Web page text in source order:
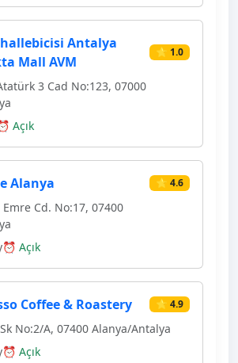
Antalya
Mall AVM
⭐ 1.0
3 Cad No:123, 07000
Açık
Alanya ⭐ 4.6
Cd. No:17, 07400
⏰ Açık
Coffee & Roastery ⭐ 4.9
No:2/A, 07400 Alanya/Antalya
⏰ Açık